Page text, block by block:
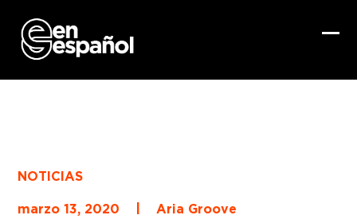
content
NOTICIAS
marzo 13, 2020
| Aria Groove